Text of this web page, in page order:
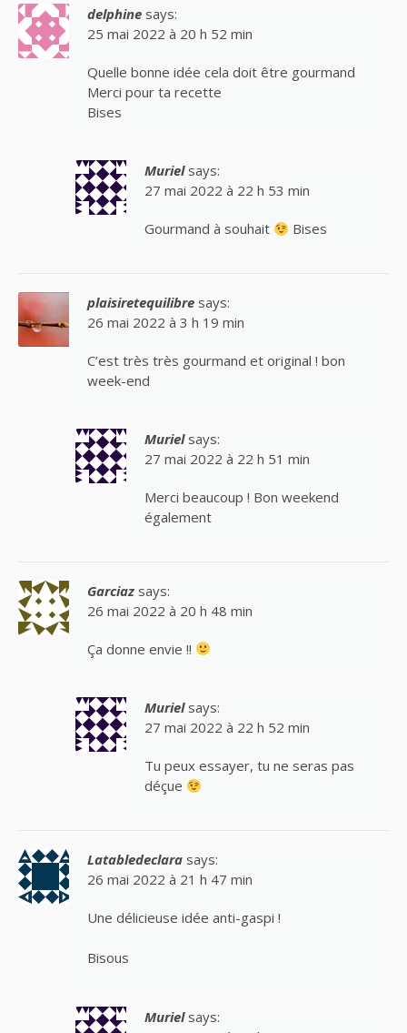
delphine says:
25 mai 2022 à 20 h 52 min
Quelle bonne idée cela doit être gourmand
Merci pour ta recette
Bises
Muriel says:
27 mai 2022 à 22 h 53 min
Gourmand à souhait Bises
plaisiretequilibre says:
26 mai 2022 à 3 h 19 min
C’est très très gourmand et original ! bon
week-end
Muriel says:
27 mai 2022 à 22 h 51 min
Merci beaucoup ! Bon weekend
également
Garciaz says:
26 mai 2022 à 20 h 48 min
Ça donne envie !!
Muriel says:
27 mai 2022 à 22 h 52 min
Tu peux essayer, tu ne seras pas
déçue
Latabledeclara says:
26 mai 2022 à 21 h 47 min
Une délicieuse idée anti-gaspi !
Bisous
Muriel says: